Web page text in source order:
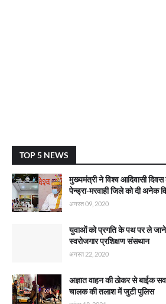
TOP 5 NEWS
मुख्यमंत्री ने विश्व आदिवासी
पेन्ड्रा-मरवाही जिले को दी अनेक
अगस्त 09, 2020
युवाओं को प्रगति के पथ पर ले जाने
स्वरोजगार प्रशिक्षण संसथान
अगस्त 22, 2020
अज्ञात वाहन की ठोकर से बाईक
चालक की तलाश में जुटी पुलिस